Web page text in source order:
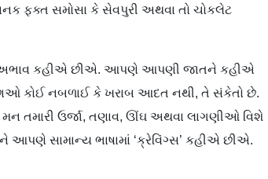
ફક્ત સમોસા કે સેવપુરી અથવા તો ચોકલેટ
અભાવ કહીએ છીએ. આપણે આપણી જાતને કહીએ
કોઈ નબળાઈ કે ખરાબ આદત નથી, તે સંકેતો છે.
તમારી ઉર્જા, તણાવ, ઊંઘ અથવા લાગણીઓ વિશે
આપણે સામાન્ય ભાષામાં ‘ક્રેવિંગ્સ’ કહીએ છીએ.